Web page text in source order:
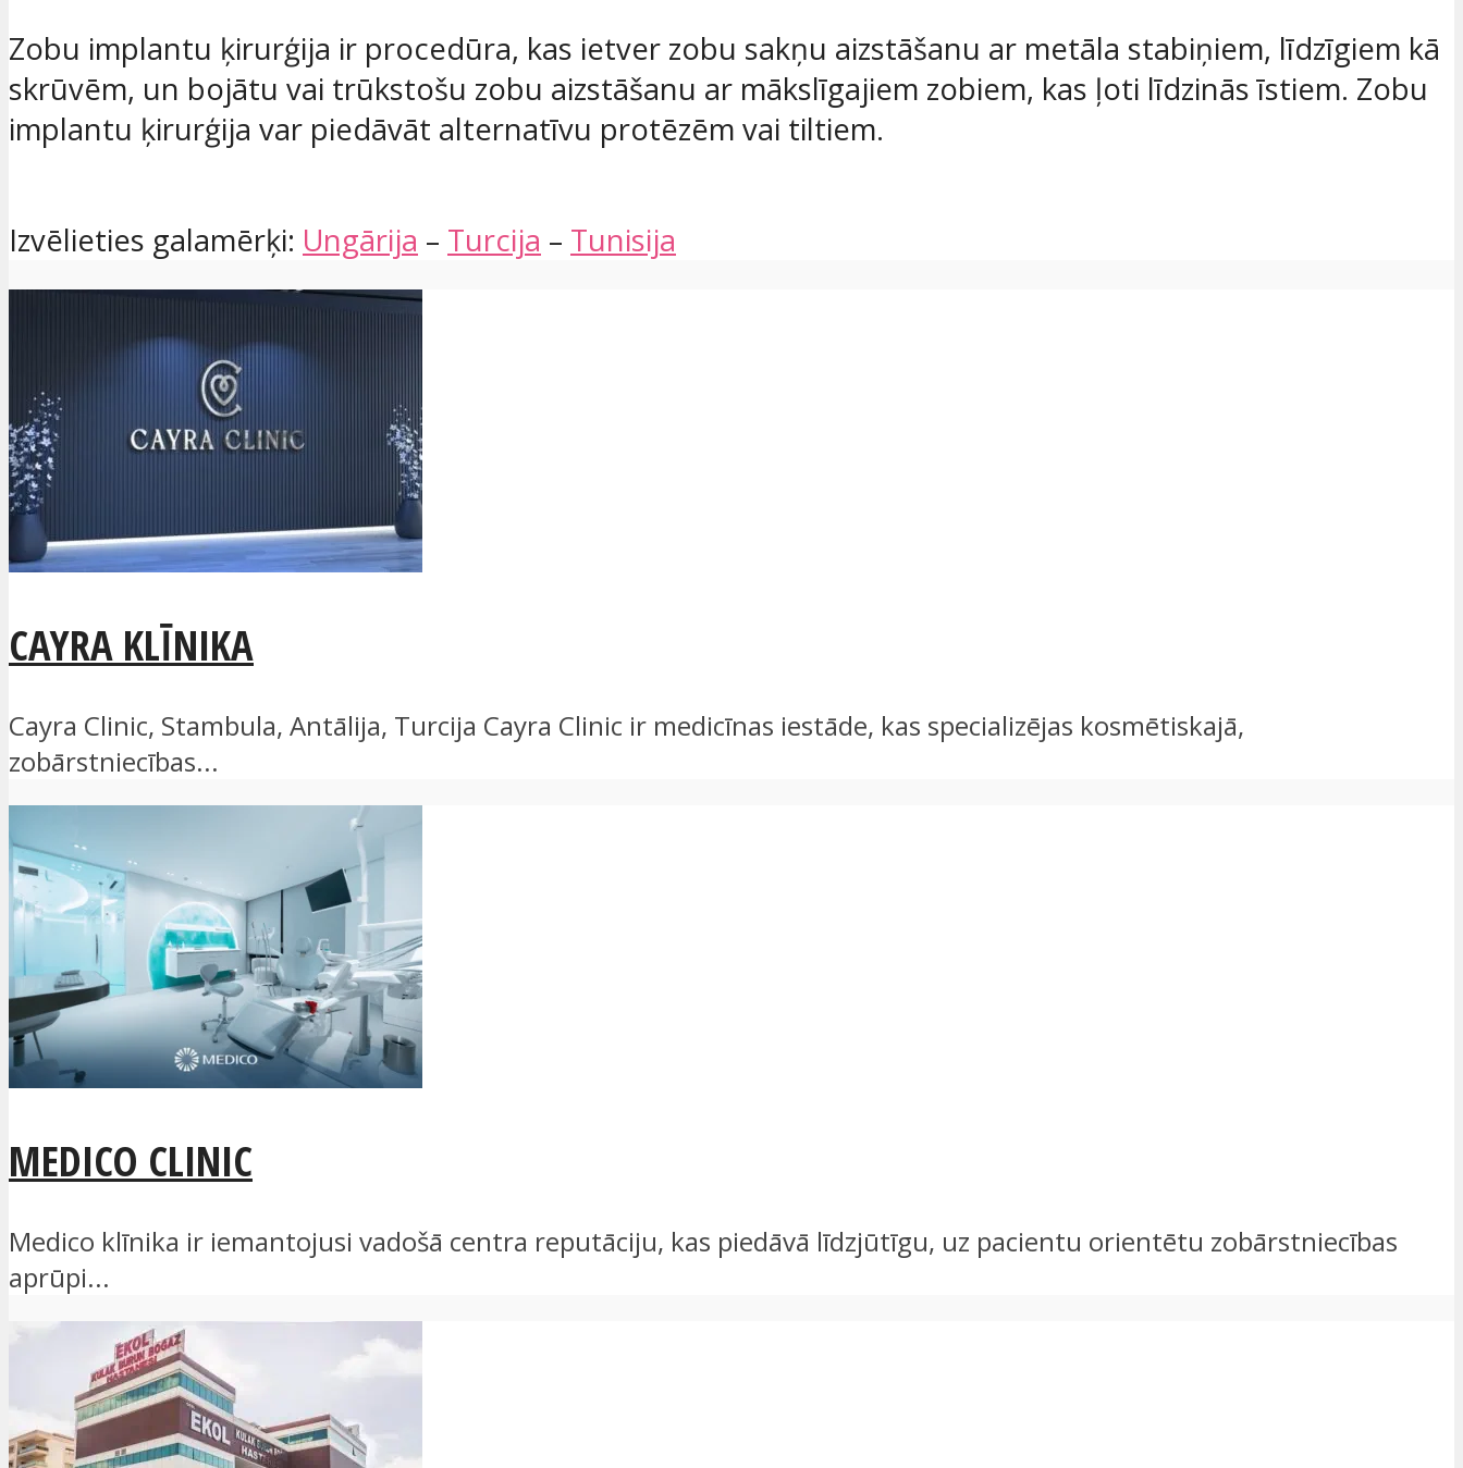
Zobu implantu ķirurģija ir procedūra, kas ietver zobu sakņu aizstāšanu ar metāla stabiņiem, līdzīgiem kā
skrūvēm, un bojātu vai trūkstošu zobu aizstāšanu ar mākslīgajiem zobiem, kas ļoti līdzinās īstiem. Zobu
implantu ķirurģija var piedāvāt alternatīvu protēzēm vai tiltiem.
Izvēlieties galamērķi: Ungārija – Turcija – Tunisija
CAYRA KLĪNIKA
Cayra Clinic, Stambula, Antālija, Turcija Cayra Clinic ir medicīnas iestāde, kas specializējas kosmētiskajā,
zobārstniecības...
MEDICO CLINIC
Medico klīnika ir iemantojusi vadošā centra reputāciju, kas piedāvā līdzjūtīgu, uz pacientu orientētu zobārstniecības
aprūpi...